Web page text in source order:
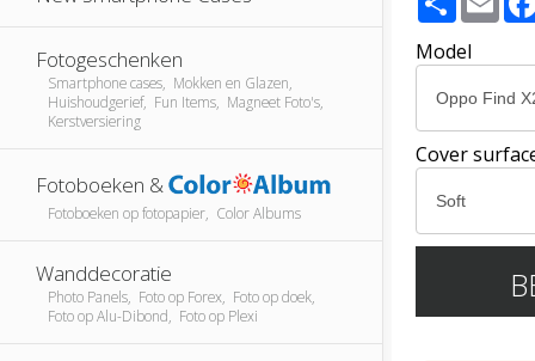
Fotogeschenken
Smartphone cases, Mokken en Glazen,
Huishoudgerief, Fun Items, Magneet Foto's,
Kerstversiering
Fotoboeken &
Fotoboeken op fotopapier, Color Albums
Wanddecoratie
Photo Panels, Foto op Forex, Foto op doek,
Foto op Alu-Dibond, Foto op Plexi
Model
Cover